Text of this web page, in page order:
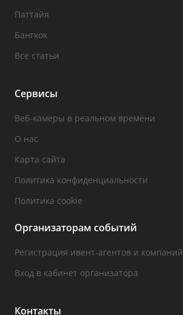
Паттайя
Бангкок
Все статьи
Сервисы
Веб-камеры в реальном времени
О нас
Карта сайта
Политика конфиденциальности
Политика cookie
Организаторам событий
Регистрация ивент-агентов и компаний
Вход в кабинет организатора
Контакты